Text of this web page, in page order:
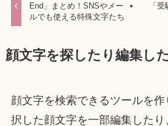
End」まとめ！SNSやメー
ルでも使える特殊文字たち
「
顔文字を探したり編集し
顔文字を検索できるツールを
択した顔文字を一部編集したり